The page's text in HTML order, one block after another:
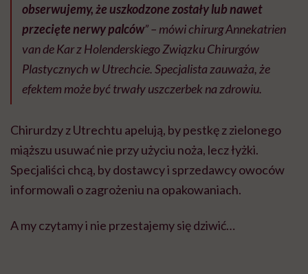
obserwujemy, że uszkodzone zostały lub nawet
przecięte nerwy palców” – mówi chirurg Annekatrien
van de Kar z Holenderskiego Związku Chirurgów
Plastycznych w Utrechcie. Specjalista zauważa, że
efektem może być trwały uszczerbek na zdrowiu.
Chirurdzy z Utrechtu apelują, by pestkę z zielonego
miąższu usuwać nie przy użyciu noża, lecz łyżki.
Specjaliści chcą, by dostawcy i sprzedawcy owoców
informowali o zagrożeniu na opakowaniach.
A my czytamy i nie przestajemy się dziwić…